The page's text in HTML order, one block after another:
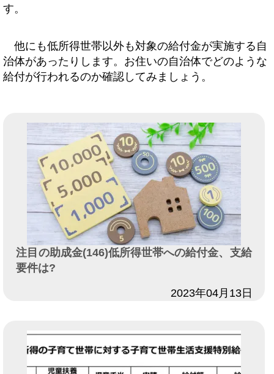
す。
他にも低所得世帯以外も対象の給付金が実施する自
治体があったりします。お住いの自治体でどのような
給付が行われるのか確認してみましょう。
注目の助成金(146)低所得世帯への給付金、支給
要件は?
2023年04月13日